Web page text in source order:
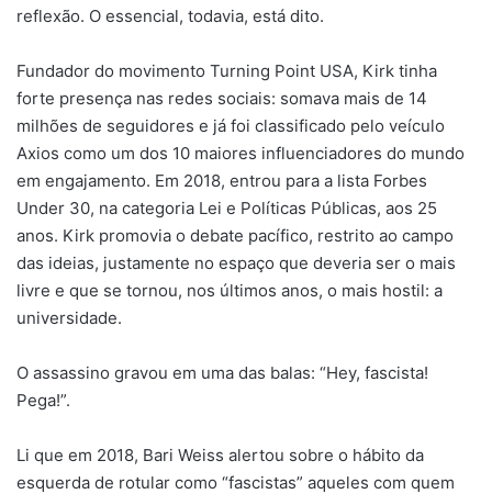
reflexão. O essencial, todavia, está dito.
Fundador do movimento Turning Point USA, Kirk tinha
forte presença nas redes sociais: somava mais de 14
milhões de seguidores e já foi classificado pelo veículo
Axios como um dos 10 maiores influenciadores do mundo
em engajamento. Em 2018, entrou para a lista Forbes
Under 30, na categoria Lei e Políticas Públicas, aos 25
anos. Kirk promovia o debate pacífico, restrito ao campo
das ideias, justamente no espaço que deveria ser o mais
livre e que se tornou, nos últimos anos, o mais hostil: a
universidade.
O assassino gravou em uma das balas: “Hey, fascista!
Pega!”.
Li que em 2018, Bari Weiss alertou sobre o hábito da
esquerda de rotular como “fascistas” aqueles com quem